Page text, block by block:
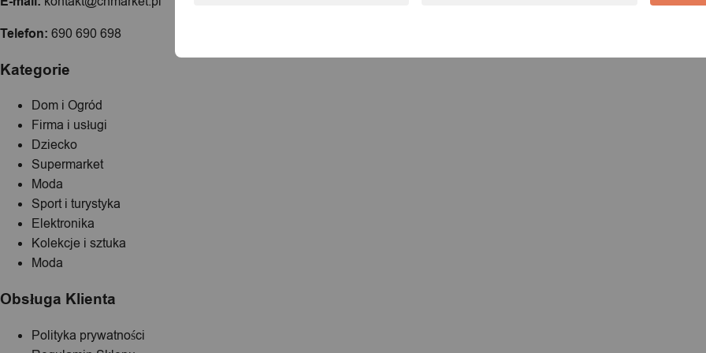
Telefon: 690 690 698
Kategorie
Dom i Ogród
Firma i usługi
Dziecko
Supermarket
Moda
Sport i turystyka
Elektronika
Kolekcje i sztuka
Moda
Obsługa Klienta
Polityka prywatności